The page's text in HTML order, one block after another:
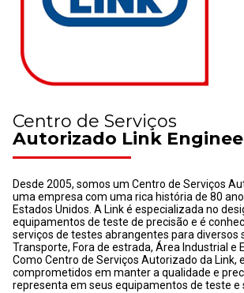
Centro de Serviços
Autorizado Link
Desde 2005, somos um Centro de Serviços
uma empresa com uma rica história de 80
Estados Unidos. A Link é especializada no
equipamentos de teste de precisão e é
serviços de testes abrangentes para diversos
Transporte, Fora de estrada, Área Industrial e
Como Centro de Serviços Autorizado da Link,
comprometidos em manter a qualidade e
representa em seus equipamentos de teste e